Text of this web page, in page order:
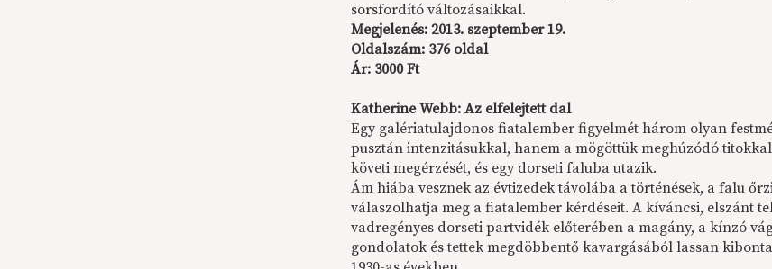
sorsfordító változásaikkal.
Megjelenés: 2013. szeptember 19.
Oldalszám: 376 oldal
Ár: 3000 Ft
Katherine Webb: Az elfelejtett dal
Egy galériatulajdonos fiatalember figyelmét három olyan
pusztán intenzitásukkal, hanem a mögöttük meghúzódó
követi megérzését, és egy dorseti faluba utazik.
Ám hiába vesznek az évtizedek távolába a történések, a falu
válaszolhatja meg a fiatalember kérdéseit. A kíváncsi, elszánt
vadregényes dorseti partvidék előterében a magány, a kínzó
gondolatok és tettek megdöbbentő kavargásából lassan